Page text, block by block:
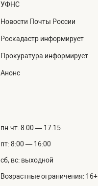
УФНС
Новости Почты России
Роскадастр информирует
Прокуратура информирует
Анонс
пн-чт: 8:00 — 17:15
пт: 8:00 — 16:00
сб, вс: выходной
Возрастные ограничения: 16+